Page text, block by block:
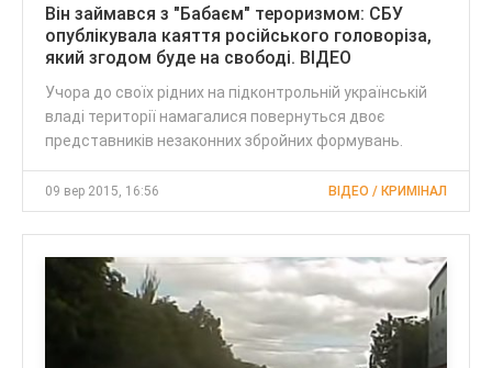
Він займався з "Бабаєм" тероризмом: СБУ
опублікувала каяття російського головоріза,
який згодом буде на свободі. ВІДЕО
Учора до своїх рідних на підконтрольній українській
владі території намагалися повернуться двоє
представників незаконних збройних формувань.
09 вер 2015, 16:56 ВІДЕО / КРИМІНАЛ